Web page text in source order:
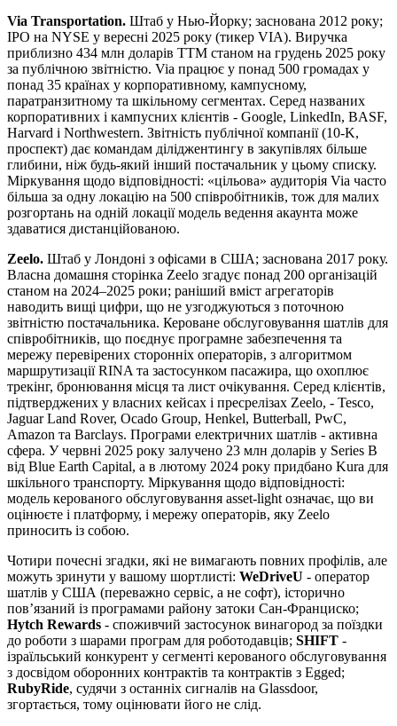
Via Transportation. Штаб у Нью-Йорку; заснована 2012 року;
IPO на NYSE у вересні 2025 року (тикер VIA). Виручка
приблизно 434 млн доларів TTM станом на грудень 2025 року
за публічною звітністю. Via працює у понад 500 громадах у
понад 35 країнах у корпоративному, кампусному,
паратранзитному та шкільному сегментах. Серед названих
корпоративних і кампусних клієнтів - Google, LinkedIn, BASF,
Harvard і Northwestern. Звітність публічної компанії (10-K,
проспект) дає командам діліджентингу в закупівлях більше
глибини, ніж будь-який інший постачальник у цьому списку.
Міркування щодо відповідності: «цільова» аудиторія Via часто
більша за одну локацію на 500 співробітників, тож для малих
розгортань на одній локації модель ведення акаунта може
здаватися дистанційованою.
Zeelo. Штаб у Лондоні з офісами в США; заснована 2017 року.
Власна домашня сторінка Zeelo згадує понад 200 організацій
станом на 2024–2025 роки; раніший вміст агрегаторів
наводить вищі цифри, що не узгоджуються з поточною
звітністю постачальника. Кероване обслуговування шатлів для
співробітників, що поєднує програмне забезпечення та
мережу перевірених сторонніх операторів, з алгоритмом
маршрутизації RINA та застосунком пасажира, що охоплює
трекінг, бронювання місця та лист очікування. Серед клієнтів,
підтверджених у власних кейсах і пресрелізах Zeelo, - Tesco,
Jaguar Land Rover, Ocado Group, Henkel, Butterball, PwC,
Amazon та Barclays. Програми електричних шатлів - активна
сфера. У червні 2025 року залучено 23 млн доларів у Series B
від Blue Earth Capital, а в лютому 2024 року придбано Kura для
шкільного транспорту. Міркування щодо відповідності:
модель керованого обслуговування asset-light означає, що ви
оцінюєте і платформу, і мережу операторів, яку Zeelo
приносить із собою.
Чотири почесні згадки, які не вимагають повних профілів, але
можуть зринути у вашому шортлисті: WeDriveU - оператор
шатлів у США (переважно сервіс, а не софт), історично
пов’язаний із програмами району затоки Сан-Франциско;
Hytch Rewards - споживчий застосунок винагород за поїздки
до роботи з шарами програм для роботодавців; SHIFT -
ізраїльський конкурент у сегменті керованого обслуговування
з досвідом оборонних контрактів та контрактів з Egged;
RubyRide, судячи з останніх сигналів на Glassdoor,
згортається, тому оцінювати його не слід.